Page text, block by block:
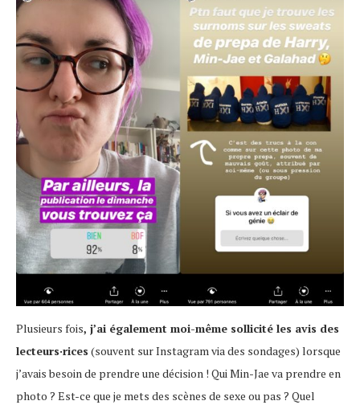
Plusieurs fois, j’ai également moi-même sollicité les avis des
lecteurs·rices (souvent sur Instagram via des sondages) lorsque
j’avais besoin de prendre une décision ! Qui Min-Jae va prendre en
photo ? Est-ce que je mets des scènes de sexe ou pas ? Quel